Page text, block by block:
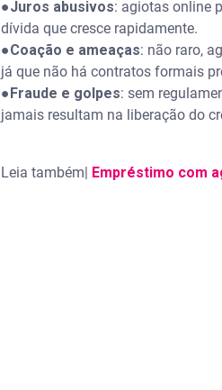
●Juros abusivos: agiotas online
dívida que cresce rapidamente.
●Coação e ameaças: não raro,
já que não há contratos formais
●Fraude e golpes: sem
jamais resultam na liberação do
Leia também| Empréstimo com